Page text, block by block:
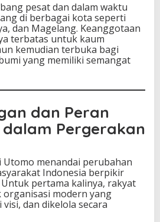
pesat dan dalam waktu
di berbagai kota seperti
dan Magelang. Keanggotaan
terbatas untuk kaum
kemudian terbuka bagi
yang memiliki semangat
dan Peran
Pergerakan
Utomo menandai perubahan
Indonesia berpikir
pertama kalinya, rakyat
modern yang
dan dikelola secara